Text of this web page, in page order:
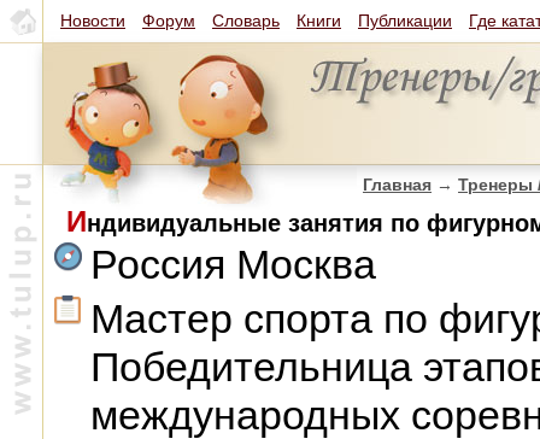
Новости Форум Словарь Книги Публикации Где
Главная → Тренеры
Индивидуальные занятия по
Россия Москва
Мастер спорта по
Победительница
международных